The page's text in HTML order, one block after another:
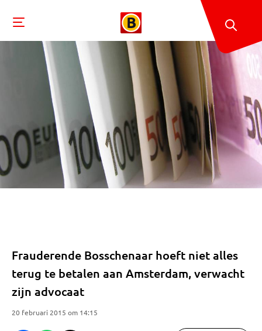
Frauderende Bosschenaar hoeft niet alles
terug te betalen aan Amsterdam, verwacht
zijn advocaat
20 februari 2015 om 14:15